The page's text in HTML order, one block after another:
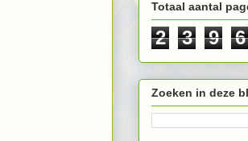
Totaal aantal
2 3 9 6
Zoeken in deze